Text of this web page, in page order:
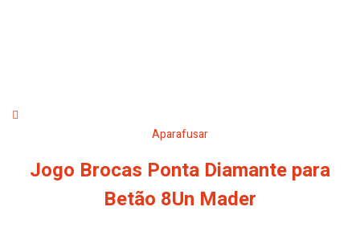
Aparafusar
Jogo Brocas Ponta Diamante para
Betão 8Un Mader